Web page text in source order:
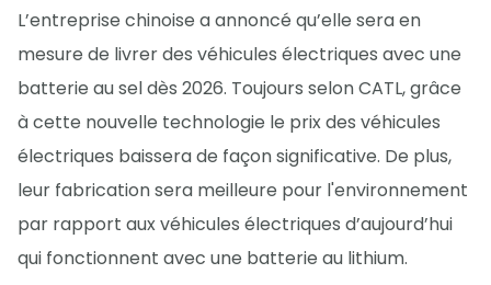
L’entreprise chinoise a annoncé qu’elle sera en
mesure de livrer des véhicules électriques avec une
batterie au sel dès 2026. Toujours selon CATL, grâce
à cette nouvelle technologie le prix des véhicules
électriques baissera de façon significative. De plus,
leur fabrication sera meilleure pour l'environnement
par rapport aux véhicules électriques d’aujourd’hui
qui fonctionnent avec une batterie au lithium.